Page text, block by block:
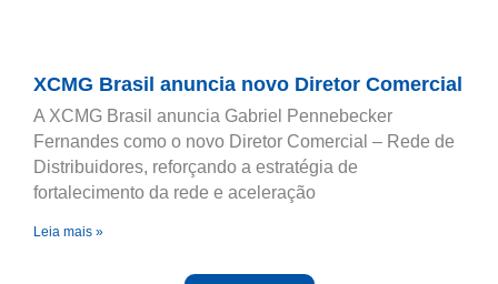
XCMG Brasil anuncia novo Diretor Comercial
A XCMG Brasil anuncia Gabriel Pennebecker
Fernandes como o novo Diretor Comercial – Rede de
Distribuidores, reforçando a estratégia de
fortalecimento da rede e aceleração
Leia mais »